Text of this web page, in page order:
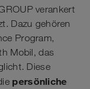
verankert
Dazu gehören
Program,
Mobil, das
Diese
persönliche